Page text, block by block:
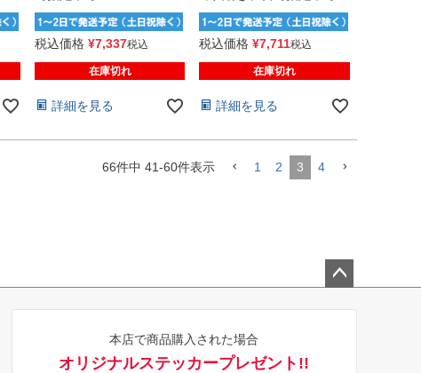
税込価格 ¥7,337税込
在庫切れ
詳細を見る
税込価格 ¥7,711税込
在庫切れ
詳細を見る
66件中 41-60件表示 1 2 3 4
本店で商品購入された場合
オリジナルステッカープレゼント!!